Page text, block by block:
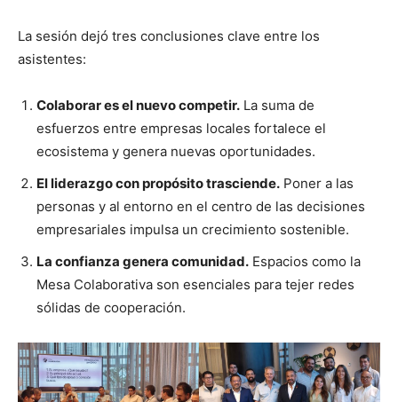
La sesión dejó tres conclusiones clave entre los
asistentes:
Colaborar es el nuevo competir. La suma de
esfuerzos entre empresas locales fortalece el
ecosistema y genera nuevas oportunidades.
El liderazgo con propósito trasciende. Poner a las
personas y al entorno en el centro de las decisiones
empresariales impulsa un crecimiento sostenible.
La confianza genera comunidad. Espacios como la
Mesa Colaborativa son esenciales para tejer redes
sólidas de cooperación.